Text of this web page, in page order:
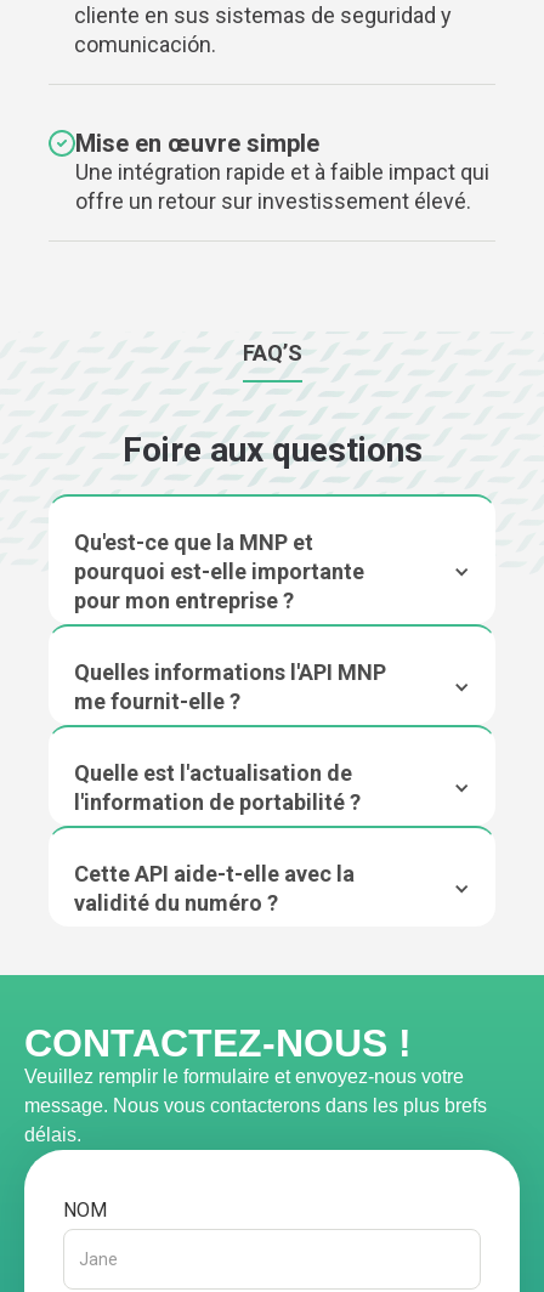
cliente en sus sistemas de seguridad y
comunicación.
Mise en œuvre simple
Une intégration rapide et à faible impact qui
offre un retour sur investissement élevé.
FAQ’S
Foire aux questions
Qu'est-ce que la MNP et
pourquoi est-elle importante
pour mon entreprise ?
Quelles informations l'API MNP
me fournit-elle ?
Quelle est l'actualisation de
l'information de portabilité ?
Cette API aide-t-elle avec la
validité du numéro ?
CONTACTEZ-NOUS !
Veuillez remplir le formulaire et envoyez-nous votre
message. Nous vous contacterons dans les plus brefs
délais.
NOM